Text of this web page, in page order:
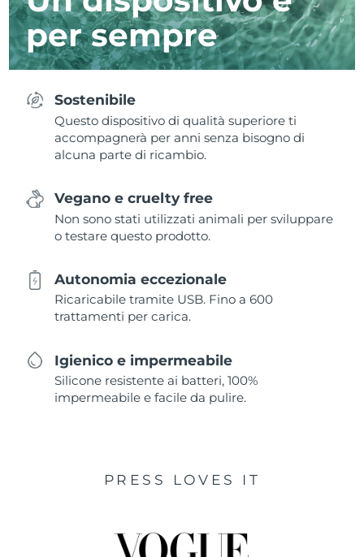
per sempre
Sostenibile
Questo dispositivo di qualità superiore ti
accompagnerà per anni senza bisogno di
alcuna parte di ricambio.
Vegano e cruelty free
Non sono stati utilizzati animali per sviluppare
o testare questo prodotto.
Autonomia eccezionale
Ricaricabile tramite USB. Fino a 600
trattamenti per carica.
Igienico e impermeabile
Silicone resistente ai batteri, 100%
impermeabile e facile da pulire.
PRESS LOVES IT